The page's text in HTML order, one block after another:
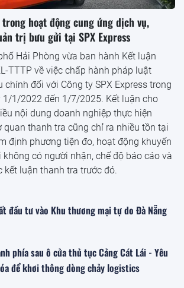
hoạt động cung ứng dịch vụ,
trị bưu gửi tại SPX Express
Hải Phòng vừa ban hành Kết luận
TTTP về việc chấp hành pháp luật
chính đối với Công ty SPX Express trong
1/2022 đến 1/7/2025. Kết luận cho
nội dung doanh nghiệp thực hiện
quan thanh tra cũng chỉ ra nhiều tồn tại
định phương tiện đo, hoạt động khuyến
không có người nhận, chế độ báo cáo và
kết luận thanh tra trước đó.
đầu tư vào Khu thương mại tự do Đà Nẵng
phía sau ô cửa thủ tục Cảng Cát Lái - Yêu
để khơi thông dòng chảy logistics